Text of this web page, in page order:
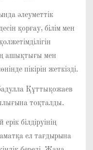
әлеуметтік
қорғау, білім мен
ашықтығы мен
пікірін жеткізді.
Құттықожаев
тоқталды.
білдіруінің
ел тағдырына